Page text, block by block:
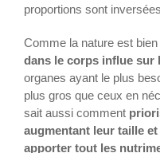
proportions sont
Comme la nature est bien
dans le corps influe sur
organes ayant le plus
plus gros que ceux en
sait aussi comment
augmentant leur taille
apporter tout les